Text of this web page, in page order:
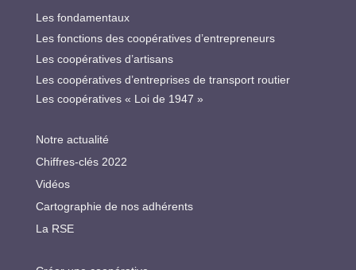
Les fondamentaux
Les fonctions des coopératives d’entrepreneurs
Les coopératives d’artisans
Les coopératives d’entreprises de transport routier
Les coopératives « Loi de 1947 »
Notre actualité
Chiffres-clés 2022
Vidéos
Cartographie de nos adhérents
La RSE